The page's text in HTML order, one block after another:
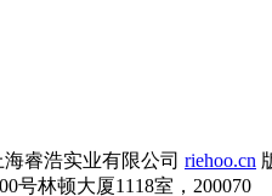
海睿浩实业有限公司 riehoo.cn
号林顿大厦1118室，200070